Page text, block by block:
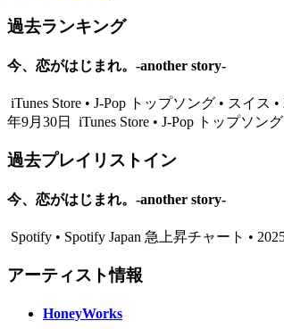
過去ランキング
今、恋がはじまれ。-another story-
iTunes Store • J-Pop トップソング • スイス •
年9月30日
iTunes Store • J-Pop トップソン
過去プレイリストイン
今、恋がはじまれ。-another story-
Spotify • Spotify Japan 急上昇チャート •
アーティスト情報
HoneyWorks